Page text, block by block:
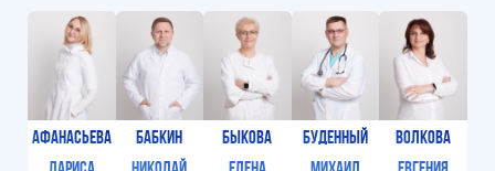
Афанасьева
Бабкин
Быкова
Буденный
Волкова